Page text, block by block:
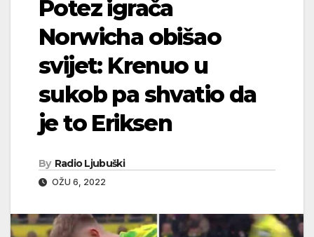
Potez igrača
Norwicha obišao
svijet: Krenuo u
sukob pa shvatio da
je to Eriksen
By Radio Ljubuški
OŽU 6, 2022